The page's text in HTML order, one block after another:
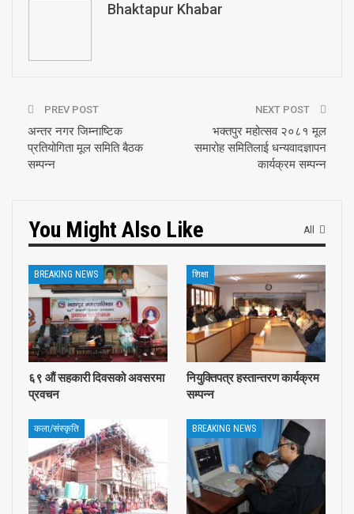
Bhaktapur Khabar
PREV POST
अन्तर नगर जिम्नाष्टिक
प्रतियोगिता मूल समिति बैठक
सम्पन्न
NEXT POST
भक्तपुर महोत्सव २०८१ मूल
समारोह समितिलाई धन्यवादज्ञापन
कार्यक्रम सम्पन्न
All
You Might Also Like
BREAKING NEWS
६९ ‍औं सहकारी दिवसको अवसरमा
प्रवचन
शिक्षा
नियुक्तिपत्र हस्तान्तरण कार्यक्रम
सम्पन्न
कला/संस्कृति BREAKING NEWS